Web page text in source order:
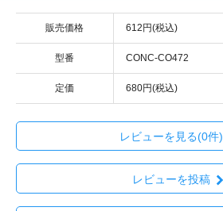
販売価格 612円(税込)
型番 CONC-CO472
定価 680円(税込)
レビューを見る(0件)
レビューを投稿